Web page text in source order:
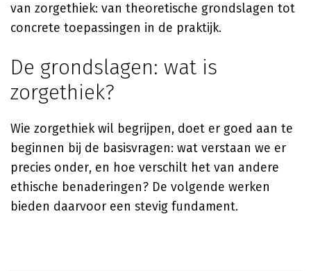
van zorgethiek: van theoretische grondslagen tot
concrete toepassingen in de praktijk.
De grondslagen: wat is
zorgethiek?
Wie zorgethiek wil begrijpen, doet er goed aan te
beginnen bij de basisvragen: wat verstaan we er
precies onder, en hoe verschilt het van andere
ethische benaderingen? De volgende werken
bieden daarvoor een stevig fundament.